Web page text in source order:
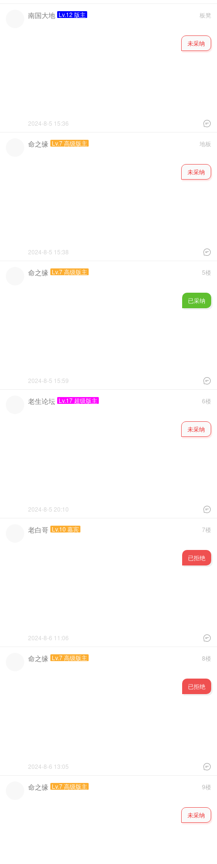
板凳
南国大地 Lv.12 版主
未采纳

2024-8-5 15:36
地板
命之缘 Lv.7 高级版主
未采纳

2024-8-5 15:38
5楼
命之缘 Lv.7 高级版主
已采纳

2024-8-5 15:59
6楼
老生论坛 Lv.17 超级版主
未采纳

2024-8-5 20:10
7楼
老白哥 Lv.10 嘉宾
已拒绝

2024-8-6 11:06
8楼
命之缘 Lv.7 高级版主
已拒绝

2024-8-6 13:05
9楼
命之缘 Lv.7 高级版主
未采纳